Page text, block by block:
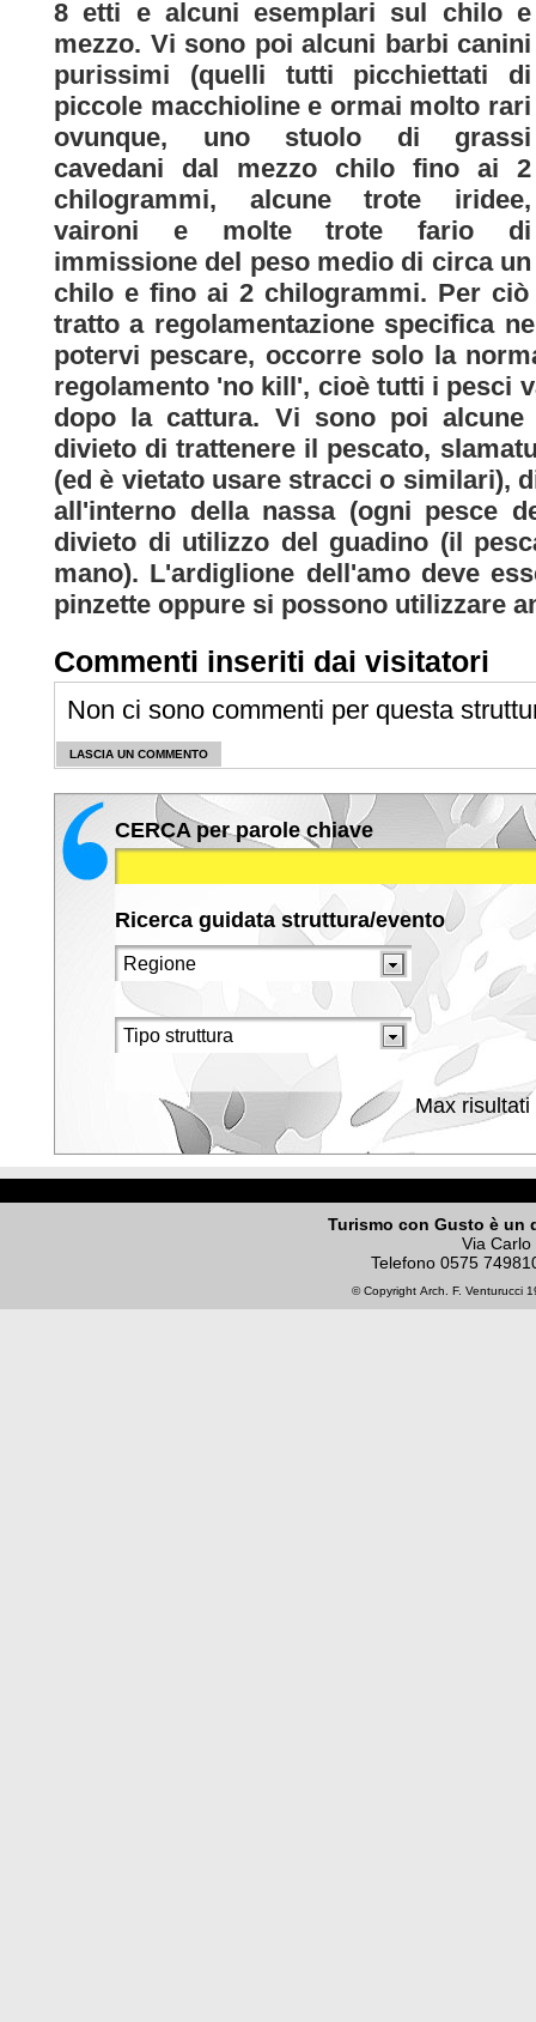
8 etti e alcuni esemplari sul chilo e
mezzo. Vi sono poi alcuni barbi canini
purissimi (quelli tutti picchiettati di
piccole macchioline e ormai molto rari
ovunque, uno stuolo di grassi
cavedani dal mezzo chilo fino ai 2
chilogrammi, alcune trote iridee,
vaironi e molte trote fario di
immissione del peso medio di circa un
chilo e fino ai 2 chilogrammi. Per
tratto a regolamentazione specifica
potervi pescare, occorre solo la
regolamento 'no kill', cioè tutti i pesci
dopo la cattura. Vi sono poi
divieto di trattenere il pescato,
(ed è vietato usare stracci o similari),
all'interno della nassa (ogni pesce
divieto di utilizzo del guadino (il
mano). L'ardiglione dell'amo deve
pinzette oppure si possono utilizzare
Commenti inseriti dai visitatori
Non ci sono commenti per questa
LASCIA UN COMMENTO
CERCA per parole chiave
Ricerca guidata struttura/evento
Max risultati
Turismo con Gusto è un
Via
Telefono 0575
© Copyright Arch. F. Venturucci